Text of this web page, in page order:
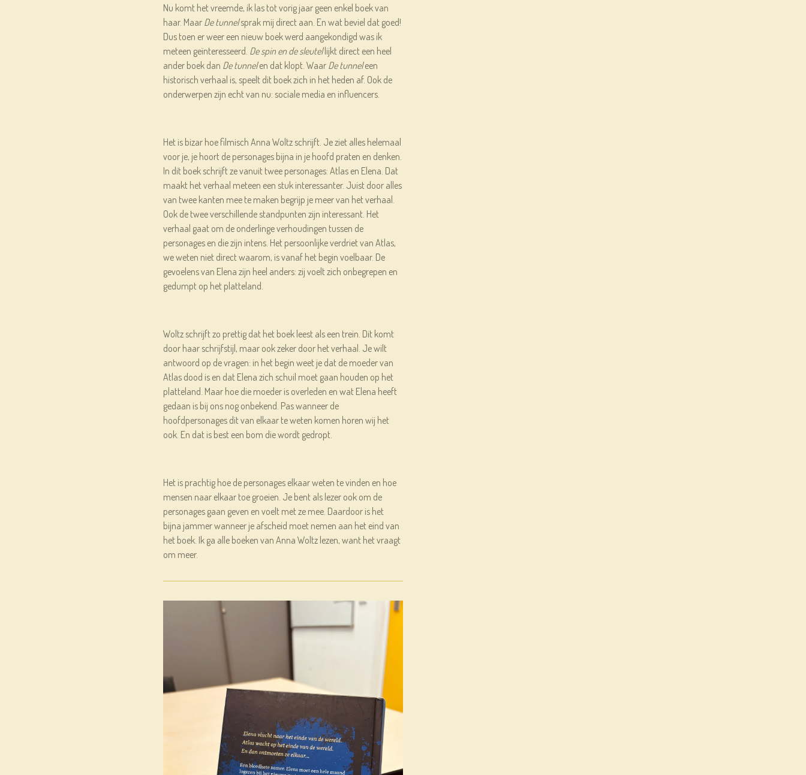
Nu komt het vreemde, ik las tot vorig jaar geen enkel boek van
haar. Maar De tunnelsprak mij direct aan. En wat beviel dat goed!
Dus toen er weer een nieuw boek werd aangekondigd was ik
meteen geïnteresseerd. De spin en de sleutellijkt direct een heel
ander boek dan De tunnelen dat klopt. Waar De tunneleen
historisch verhaal is, speelt dit boek zich in het heden af. Ook de
onderwerpen zijn echt van nu: sociale media en influencers.
Het is bizar hoe filmisch Anna Woltz schrijft. Je ziet alles helemaal
voor je, je hoort de personages bijna in je hoofd praten en denken.
In dit boek schrijft ze vanuit twee personages: Atlas en Elena. Dat
maakt het verhaal meteen een stuk interessanter. Juist door alles
van twee kanten mee te maken begrijp je meer van het verhaal.
Ook de twee verschillende standpunten zijn interessant. Het
verhaal gaat om de onderlinge verhoudingen tussen de
personages en die zijn intens. Het persoonlijke verdriet van Atlas,
we weten niet direct waarom, is vanaf het begin voelbaar. De
gevoelens van Elena zijn heel anders: zij voelt zich onbegrepen en
gedumpt op het platteland.
Woltz schrijft zo prettig dat het boek leest als een trein. Dit komt
door haar schrijfstijl, maar ook zeker door het verhaal. Je wilt
antwoord op de vragen: in het begin weet je dat de moeder van
Atlas dood is en dat Elena zich schuil moet gaan houden op het
platteland. Maar hoe die moeder is overleden en wat Elena heeft
gedaan is bij ons nog onbekend. Pas wanneer de
hoofdpersonages dit van elkaar te weten komen horen wij het
ook. En dat is best een bom die wordt gedropt.
Het is prachtig hoe de personages elkaar weten te vinden en hoe
mensen naar elkaar toe groeien. Je bent als lezer ook om de
personages gaan geven en voelt met ze mee. Daardoor is het
bijna jammer wanneer je afscheid moet nemen aan het eind van
het boek. Ik ga alle boeken van Anna Woltz lezen, want het vraagt
om meer.